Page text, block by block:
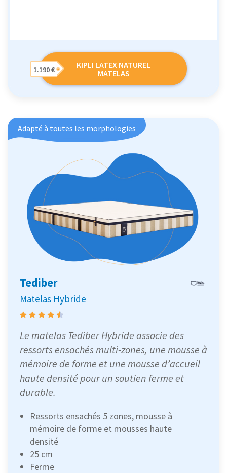
KIPLI LATEX NATUREL
MATELAS
1.190 €
Adapté à toutes les morphologies
Tediber
Matelas Hybride
Le matelas Tediber Hybride associe des
ressorts ensachés multi-zones, une mousse à
mémoire de forme et une mousse d’accueil
haute densité pour un soutien ferme et
durable.
Ressorts ensachés 5 zones, mousse à
mémoire de forme et mousses haute
densité
25 cm
Ferme